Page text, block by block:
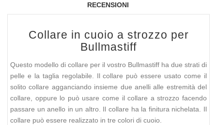
RECENSIONI
Collare in cuoio a strozzo per
Bullmastiff
Questo modello di collare per il vostro Bullmastiff ha due strati di
pelle e la taglia regolabile. Il collare può essere usato come il
solito collare agganciando insieme due anelli alle estremità del
collare, oppure lo può usare come il collare a strozzo facendo
passare un anello in un altro. Il collare ha la finitura nichelata. Il
collare può essere realizzato in tre colori di cuoio.